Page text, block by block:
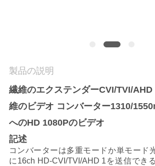
絡
し
な
さ
い
製品の説明
繊維のエクステンダーCVI/TVI/
維のビデオ コンバーター1310/
へのHD 1080Pのビデオ
記述
コンバーターは多重モードか単モード
に16ch HD-CVI/TVI/AHD 1を送信でき